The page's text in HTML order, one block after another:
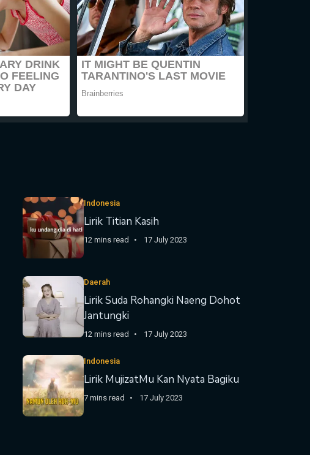
Indonesia
Lirik Titian Kasih
12 mins read 17 July 2023
Daerah
Lirik Suda Rohangki Naeng Dohot
Jantungki
12 mins read 17 July 2023
Indonesia
Lirik MujizatMu Kan Nyata Bagiku
7 mins read 17 July 2023